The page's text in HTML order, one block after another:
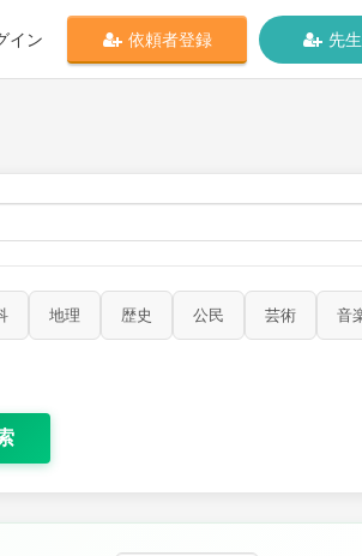
イン 依頼者登録 先
地理 歴史 公民 芸術 音
科